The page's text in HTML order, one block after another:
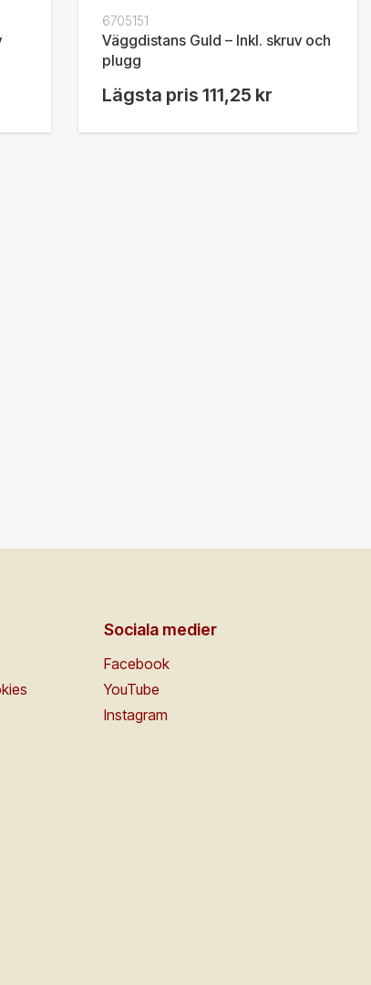
6705151
Väggdistans Guld – Inkl. skruv och
plugg
Lägsta pris 111,25 kr
Sociala medier
Facebook
YouTube
Instagram